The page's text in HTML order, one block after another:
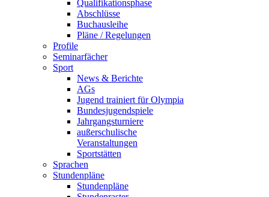
Qualifikationsphase
Abschlüsse
Buchausleihe
Pläne / Regelungen
Profile
Seminarfächer
Sport
News & Berichte
AGs
Jugend trainiert für Olympia
Bundesjugendspiele
Jahrgangsturniere
außerschulische
Veranstaltungen
Sportstätten
Sprachen
Stundenpläne
Stundenpläne